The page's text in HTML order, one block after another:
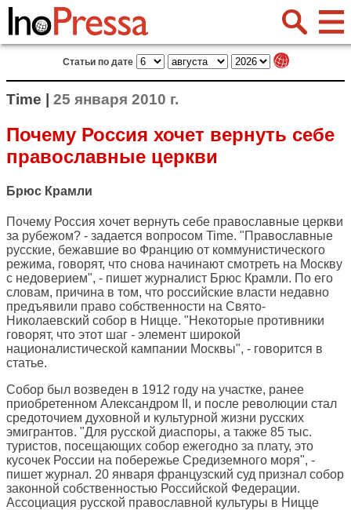
Статьи по дате
Time | 25 января 2010 г.
Почему Россия хочет вернуть себе
православные церкви
Брюс Крамли
Почему Россия хочет вернуть себе православные церкви
за рубежом? - задается вопросом Time. "Православные
русские, бежавшие во Францию от коммунистического
режима, говорят, что снова начинают смотреть на Москву
с недоверием", - пишет журналист Брюс Крамли. По его
словам, причина в том, что российские власти недавно
предъявили право собственности на Свято-
Николаевский собор в Ницце. "Некоторые противники
говорят, что этот шаг - элемент широкой
националистической кампании Москвы", - говорится в
статье.
Собор был возведен в 1912 году на участке, ранее
приобретенном Александром II, и после революции стал
средоточием духовной и культурной жизни русских
эмигрантов. "Для русской диаспоры, а также 85 тыс.
туристов, посещающих собор ежегодно за плату, это
кусочек России на побережье Средиземного моря", -
пишет журнал. 20 января французский суд признал собор
законной собственностью Российской Федерации.
Ассоциация русской православной культуры в Ницце